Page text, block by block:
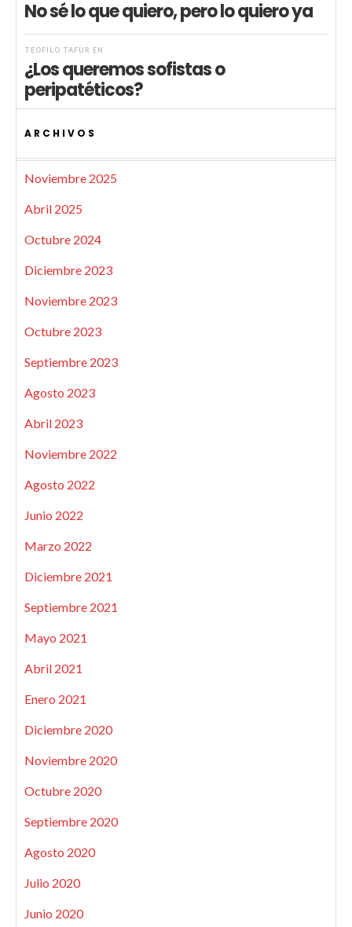
No sé lo que quiero, pero lo quiero ya
TEÓFILO TAFUR EN
¿Los queremos sofistas o
peripatéticos?
ARCHIVOS
Noviembre 2025
Abril 2025
Octubre 2024
Diciembre 2023
Noviembre 2023
Octubre 2023
Septiembre 2023
Agosto 2023
Abril 2023
Noviembre 2022
Agosto 2022
Junio 2022
Marzo 2022
Diciembre 2021
Septiembre 2021
Mayo 2021
Abril 2021
Enero 2021
Diciembre 2020
Noviembre 2020
Octubre 2020
Septiembre 2020
Agosto 2020
Julio 2020
Junio 2020